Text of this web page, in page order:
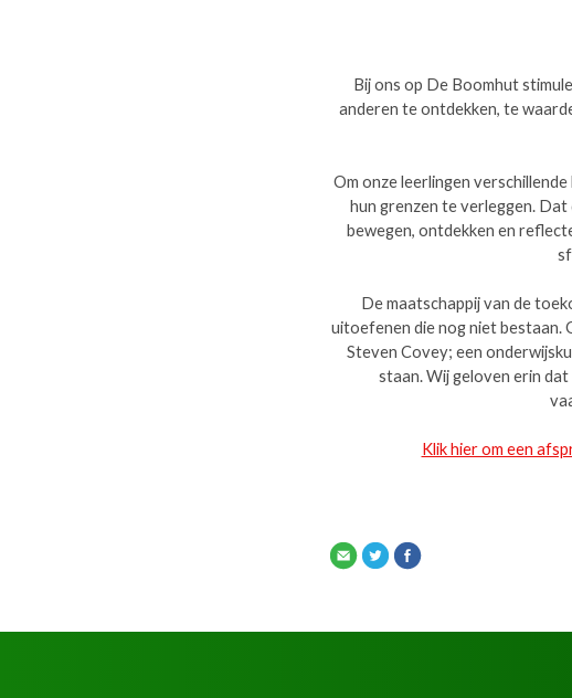
Bij ons op De Boomhut
anderen te ontdekken, te
Om onze leerlingen
hun grenzen te verleggen.
bewegen, ontdekken en
De maatschappij van de
uitoefenen die nog niet bestaan.
Steven Covey; een
staan. Wij geloven erin
Klik hier om een